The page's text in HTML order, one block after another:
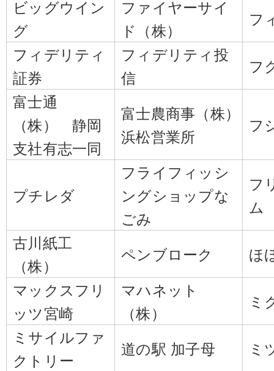
ビッグウイン
グ
ファイヤーサイ
ド（株）
フ
フィデリティ
証券
フィデリティ投
信
フ
富士通
（株） 静岡
支社有志一同
富士農商事（株）
浜松営業所
フ
プチレダ
フライフィッシ
ングショップな
ごみ
フ
ム
古川紙工
（株）
ペンブローク
ほ
マックスフリ
ッツ宮崎
マハネット
（株）
ミ
ミサイルファ
クトリー
道の駅 加子母
ミ